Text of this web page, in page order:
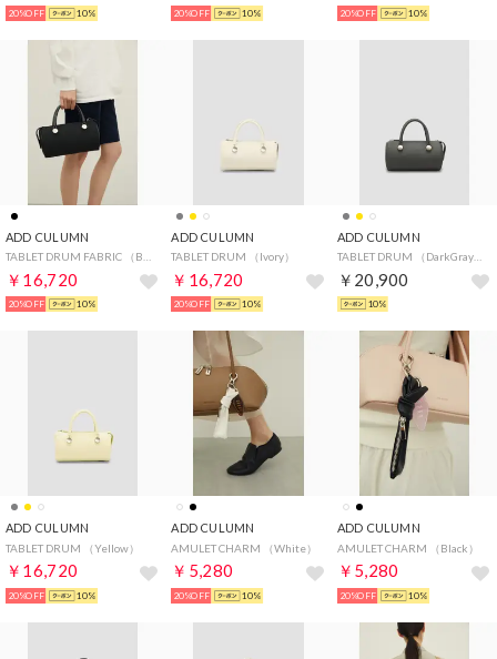
20%OFF 10% 20%OFF 10% 20%OFF 10%
ADD CULUMN
￥16,720
20%OFF 10%
ADD CULUMN
TABLET DRUM （Ivory）
￥16,720
20%OFF 10%
ADD CULUMN
TABLET DRUM （DarkGray）
￥20,900
10%
ADD CULUMN
TABLET DRUM （Yellow）
￥16,720
20%OFF 10%
ADD CULUMN
AMULET CHARM （White）
￥5,280
20%OFF 10%
ADD CULUMN
AMULET CHARM （Black）
￥5,280
20%OFF 10%